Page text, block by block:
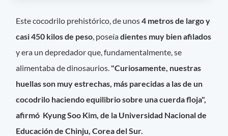
Este cocodrilo prehistórico, de unos4 metros de largo y
casi 450 kilos de peso, poseíadientes muy bien afilados
y era un depredador que, fundamentalmente, se
alimentaba de dinosaurios. "Curiosamente, nuestras
huellas son muy estrechas, más parecidas a las de un
cocodrilo haciendo equilibrio sobre una cuerda floja",
afirmó Kyung Soo Kim, de la Universidad Nacional de
Educación de Chinju, Corea del Sur.